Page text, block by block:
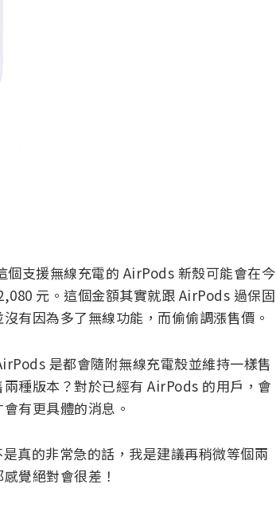
支援無線充電的 AirPods 新殼可能會在今
元。這個金額其實就跟 AirPods 過保固
有因為多了無線功能，而偷偷調漲售價。
是都會隨附無線充電殼並維持一樣售
種版本？對於已經有 AirPods 的用戶，會
有更具體的消息。
真的非常急的話，我是建議再稍微等個兩
覺絕對會很差！